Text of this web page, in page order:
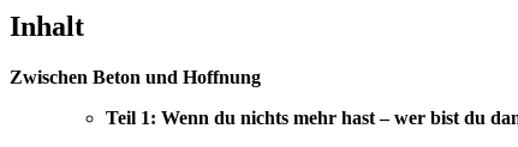
Inhalt
Zwischen Beton und Hoffnung
Teil 1: Wenn du nichts mehr hast – wer bist du